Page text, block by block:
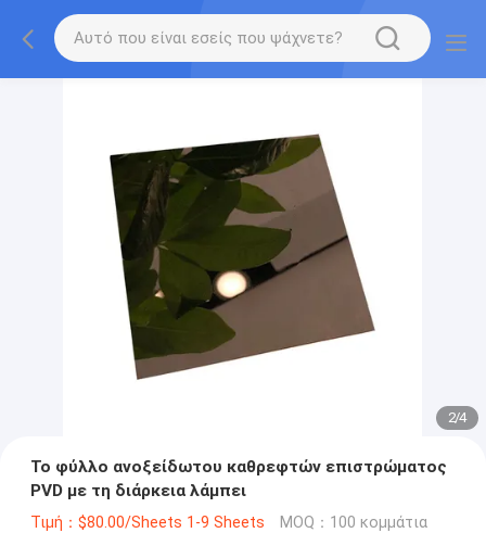
2/4
Το φύλλο ανοξείδωτου καθρεφτών επιστρώματος
PVD με τη διάρκεια λάμπει
Τιμή：$80.00/Sheets 1-9 Sheets MOQ：100 κομμάτια